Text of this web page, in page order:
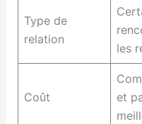
Type de
relation
les
Coût
et